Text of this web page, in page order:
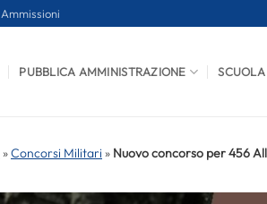
Ammissioni
PUBBLICA AMMINISTRAZIONE SCUOLA
»Concorsi Militari » Nuovo concorso per 456